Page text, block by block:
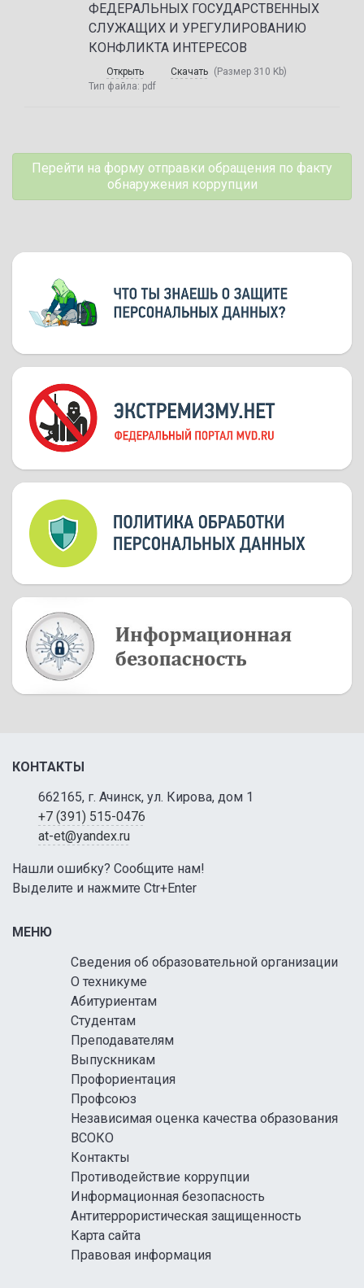
ФЕДЕРАЛЬНЫХ ГОСУДАРСТВЕННЫХ
СЛУЖАЩИХ И УРЕГУЛИРОВАНИЮ
КОНФЛИКТА ИНТЕРЕСОВ
Открыть Скачать (Размер 310 Kb)
Тип файла: pdf
Перейти на форму отправки обращения по факту
обнаружения коррупции
КОНТАКТЫ
662165, г. Ачинск, ул. Кирова, дом 1
+7 (391) 515-0476
at-et@yandex.ru
Нашли ошибку? Сообщите нам!
Выделите и нажмите Ctr+Enter
МЕНЮ
Сведения об образовательной организации
О техникуме
Абитуриентам
Студентам
Преподавателям
Выпускникам
Профориентация
Профсоюз
Независимая оценка качества образования
ВСОКО
Контакты
Противодействие коррупции
Информационная безопасность
Антитеррористическая защищенность
Карта сайта
Правовая информация